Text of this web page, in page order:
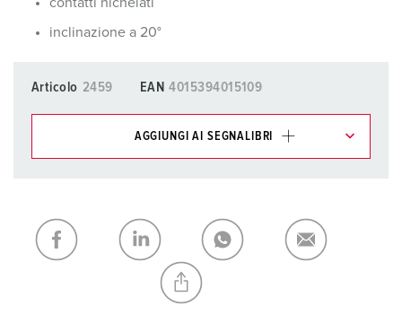
inclinazione a 20°
Articolo 2459 EAN 4015394015109
AGGIUNGI AI SEGNALIBRI
CREA NUOVA LISTA